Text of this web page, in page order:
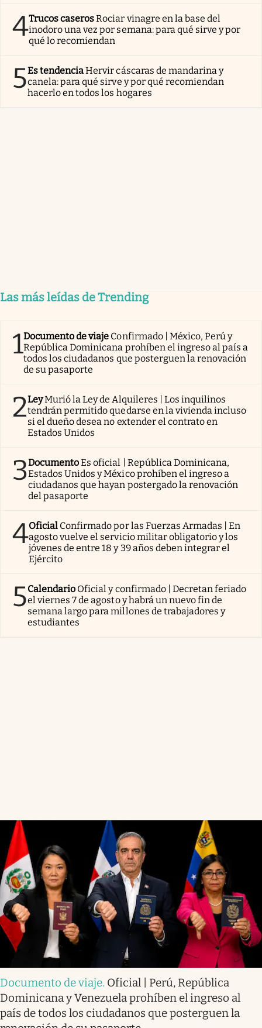
4Trucos caserosRociar vinagre en la base del
inodoro una vez por semana: para qué sirve y por
qué lo recomiendan
5Es tendenciaHervir cáscaras de mandarina y
canela: para qué sirve y por qué recomiendan
hacerlo en todos los hogares
Las más leídas de Trending
1Documento de viaje Confirmado | México, Perú y
República Dominicana prohíben el ingreso al país a
todos los ciudadanos que posterguen la renovación
de su pasaporte
2LeyMurió la Ley de Alquileres | Los inquilinos
tendrán permitido quedarse en la vivienda incluso
si el dueño desea no extender el contrato en
Estados Unidos
3DocumentoEs oficial | República Dominicana,
Estados Unidos y México prohíben el ingreso a
ciudadanos que hayan postergado la renovación
del pasaporte
4Oficial Confirmado por las Fuerzas Armadas | En
agosto vuelve el servicio militar obligatorio y los
jóvenes de entre 18 y 39 años deben integrar el
Ejército
5Calendario Oficial y confirmado | Decretan feriado
el viernes 7 de agosto y habrá un nuevo fin de
semana largo para millones de trabajadores y
estudiantes
Documento de viaje. Oficial | Perú, República
Dominicana y Venezuela prohíben el ingreso al
país de todos los ciudadanos que posterguen la